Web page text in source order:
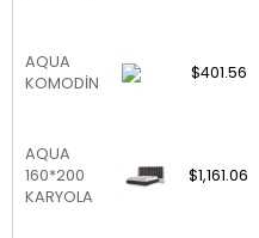
AQUA
KOMODİN
$401.56
AQUA
160*200
KARYOLA
$1,161.06